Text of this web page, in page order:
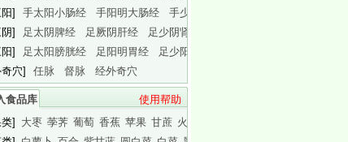
]
手太阳小肠经 手阳明大肠经
手少阳三焦经
]
足太阴脾经 足厥阴肝经
足少阴肾经
]
足太阳膀胱经 足阳明胃经
足少阳胆经
穴]
任脉 督脉 经外奇穴
食品库
使用帮助
]
大枣 荸荠 葡萄 香蕉 苹果 甘蔗 火龙果